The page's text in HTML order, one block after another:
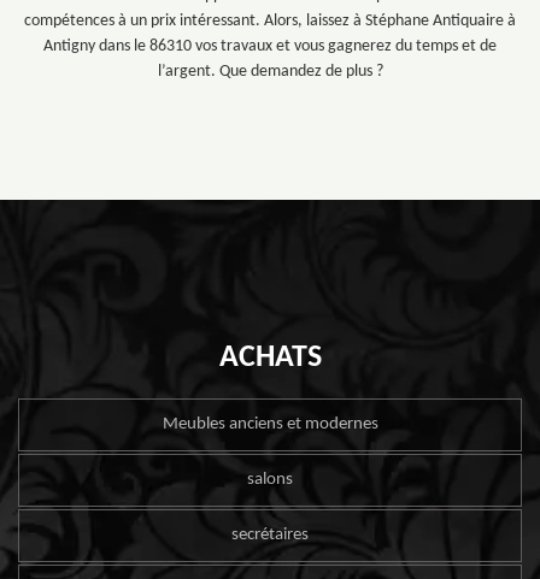
compétences à un prix intéressant. Alors, laissez à Stéphane Antiquaire à
Antigny dans le 86310 vos travaux et vous gagnerez du temps et de
l’argent. Que demandez de plus ?
ACHATS
Meubles anciens et modernes
salons
secrétaires